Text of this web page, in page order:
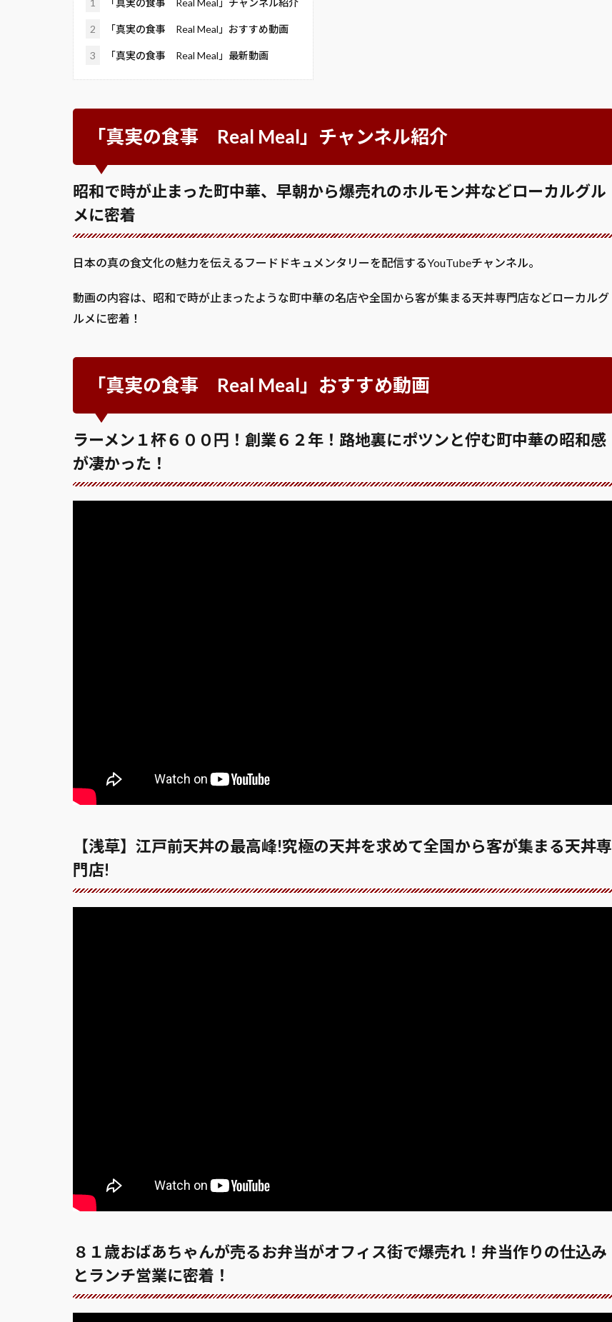
1 「真実の食事 Real Meal」チャンネル紹介
2 「真実の食事 Real Meal」おすすめ動画
3 「真実の食事 Real Meal」最新動画
「真実の食事 Real Meal」チャンネル紹介
昭和で時が止まった町中華、早朝から爆売れのホルモン丼などローカルグル
メに密着
日本の真の食文化の魅力を伝えるフードドキュメンタリーを配信するYouTubeチャンネル。
動画の内容は、昭和で時が止まったような町中華の名店や全国から客が集まる天丼専門店などローカルグ
ルメに密着！
「真実の食事 Real Meal」おすすめ動画
ラーメン１杯６００円！創業６２年！路地裏にポツンと佇む町中華の昭和感
が凄かった！
【浅草】江戸前天丼の最高峰!究極の天丼を求めて全国から客が集まる天丼専
門店!
８１歳おばあちゃんが売るお弁当がオフィス街で爆売れ！弁当作りの仕込み
とランチ営業に密着！